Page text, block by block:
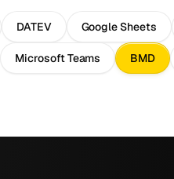
DATEV Google Sheets
Microsoft Teams BMD